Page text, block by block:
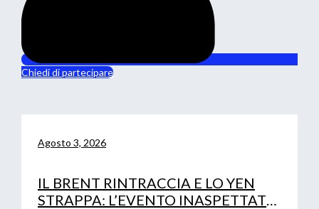
Chiedi di partecipare
Agosto 3, 2026
IL BRENT RINTRACCIA E LO YEN
STRAPPA: L’EVENTO INASPETTATO